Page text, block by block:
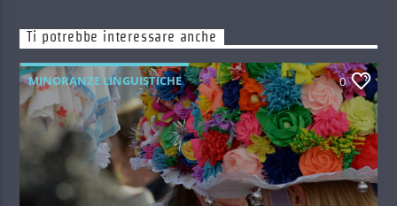
Ti potrebbe interessare anche
MINORANZE LINGUISTICHE 0